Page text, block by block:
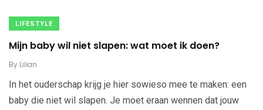
LIFESTYLE
Mijn baby wil niet slapen: wat moet ik doen?
By Lilian
In het ouderschap krijg je hier sowieso mee te maken: een
baby die niet wil slapen. Je moet eraan wennen dat jouw